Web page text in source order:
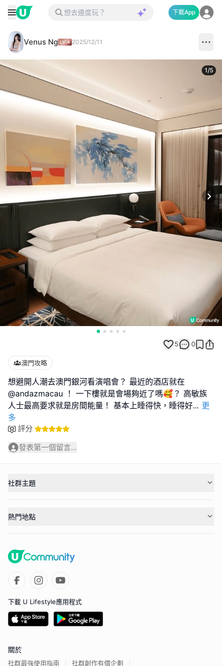
下載App
Venus Ng 2025/12/11
1/5
5 0
澳門攻略
想避開人潮去澳門銀河看演唱會？ 最近的酒店就在
@andazmacau ！ 一下樓就是會場夠近了嗎🥰？ 高敏族
人士最高要求就是房間能量！ 基本上睡得快，睡得好... 更
多
評分
發表第一個留言...
社群主題
熱門地點
下載 U Lifestyle應用程式
關於
社群最強使用指南 社群創作有價企劃